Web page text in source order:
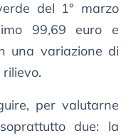
del 1° marzo
99,69 euro e
una variazione di
per valutarne
due: la